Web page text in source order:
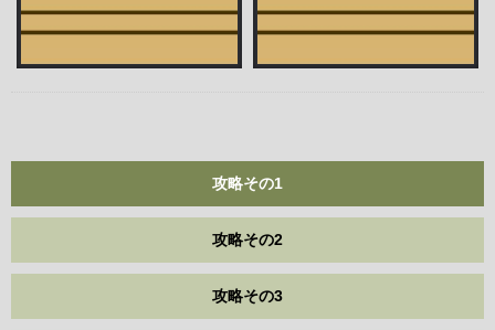
攻略その1
攻略その2
攻略その3